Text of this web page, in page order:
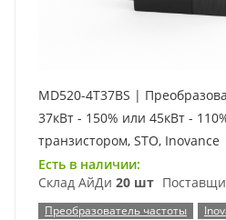
MD520-4T37BS |
37кВт - 150% или 45кВт -
транзистором, STO, Inovance
Есть в наличии:
Склад АйДи 20 шт
Преобразователь частоты